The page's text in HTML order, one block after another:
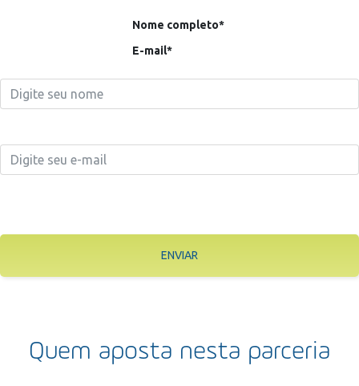
Nome completo*
E-mail*
ENVIAR
Quem aposta nesta parceria